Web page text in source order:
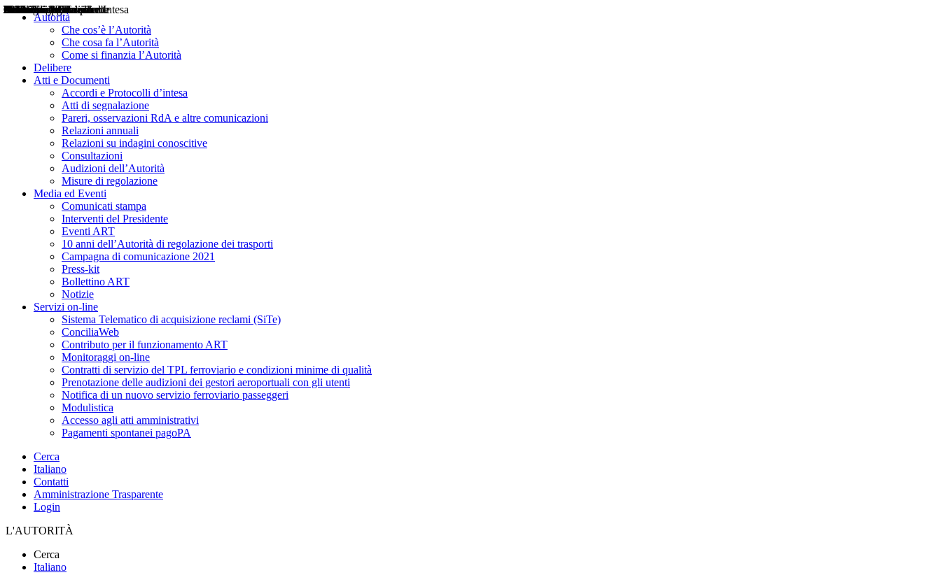
Autorità
Che cos’è l’Autorità
Che cosa fa l’Autorità
Come si finanzia l’Autorità
Delibere
Atti e Documenti
Accordi e Protocolli d’intesa
Atti di segnalazione
Pareri, osservazioni RdA e altre comunicazioni
Relazioni annuali
Relazioni su indagini conoscitive
Consultazioni
Audizioni dell’Autorità
Misure di regolazione
Media ed Eventi
Comunicati stampa
Interventi del Presidente
Eventi ART
10 anni dell’Autorità di regolazione dei trasporti
Campagna di comunicazione 2021
Press-kit
Bollettino ART
Notizie
Servizi on-line
Sistema Telematico di acquisizione reclami (SiTe)
ConciliaWeb
Contributo per il funzionamento ART
Monitoraggi on-line
Contratti di servizio del TPL ferroviario e condizioni minime di qualità
Prenotazione delle audizioni dei gestori aeroportuali con gli utenti
Notifica di un nuovo servizio ferroviario passeggeri
Modulistica
Accesso agli atti amministrativi
Pagamenti spontanei pagoPA
Cerca
Italiano
Contatti
Amministrazione Trasparente
Login
L'AUTORITÀ
Cerca
Italiano
Delibere
Pareri
Consultazioni
Audizioni
Atti di Segnalazione
Accordi e Protocolli d'Intesa
Relazioni annuali
Misure di regolazione
Notizie
Comunicati Stampa
Bollettini ART
Convegni ART
Interviste del Presidente
Articoli in primo piano
Interventi del Presidente
2004
2005
2010
2013
2014
2015
2016
2017
2018
2019
202
2020
2021
2022
2023
2024
2025
2026
Aereo
Marittimo
Terrestre